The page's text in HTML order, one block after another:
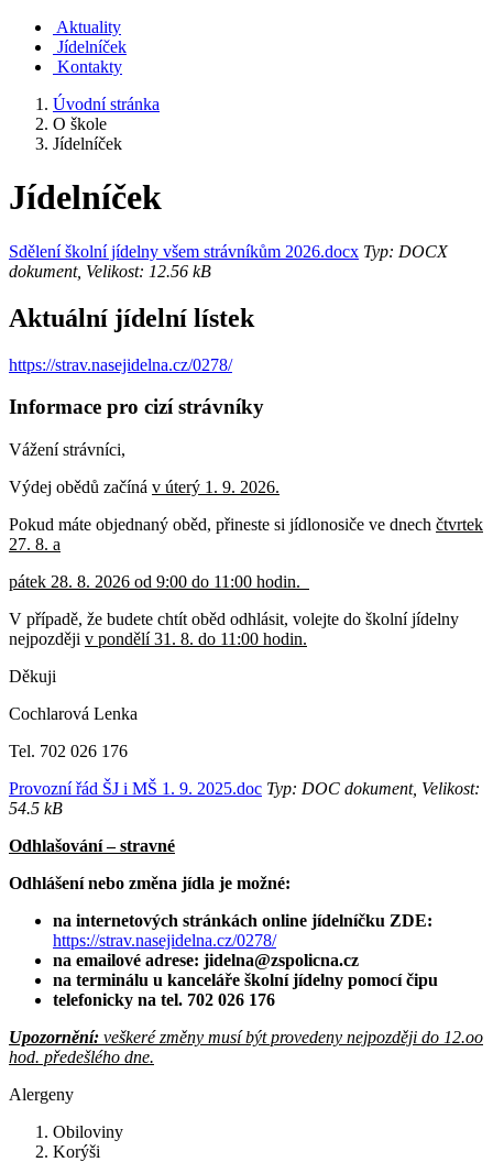
Aktuality
Jídelníček
Kontakty
Úvodní stránka
O škole
Jídelníček
Jídelníček
Sdělení školní jídelny všem strávníkům 2026.docx Typ: DOCX
dokument, Velikost: 12.56 kB
Aktuální jídelní lístek
https://strav.nasejidelna.cz/0278/
Informace pro cizí strávníky
Vážení strávníci,
Výdej obědů začíná v úterý 1. 9. 2026.
Pokud máte objednaný oběd, přineste si jídlonosiče ve dnech čtvrtek
27. 8. a
pátek 28. 8. 2026 od 9:00 do 11:00 hodin.
V případě, že budete chtít oběd odhlásit, volejte do školní jídelny
nejpozději v pondělí 31. 8. do 11:00 hodin.
Děkuji
Cochlarová Lenka
Tel. 702 026 176
Provozní řád ŠJ i MŠ 1. 9. 2025.doc Typ: DOC dokument, Velikost:
54.5 kB
Odhlašování – stravné
Odhlášení nebo změna jídla je možné:
na internetových stránkách online jídelníčku ZDE:
https://strav.nasejidelna.cz/0278/
na emailové adrese: jidelna@zspolicna.cz
na terminálu u kanceláře školní jídelny pomocí čipu
telefonicky na tel. 702 026 176
Upozornění: veškeré změny musí být provedeny nejpozději do 12.oo
hod. předešlého dne.
Alergeny
Obiloviny
Korýši